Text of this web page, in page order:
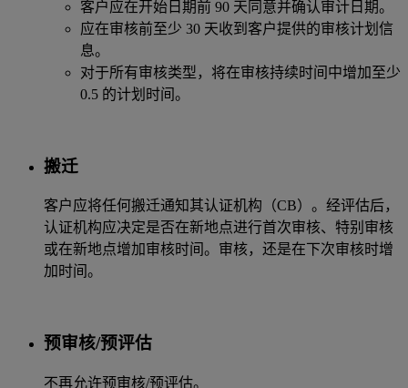
客户应在开始日期前 90 天同意并确认审计日期。
应在审核前至少 30 天收到客户提供的审核计划信
息。
对于所有审核类型，将在审核持续时间中增加至少
0.5 的计划时间。
搬迁
客户应将任何搬迁通知其认证机构（CB）。经评估后，
认证机构应决定是否在新地点进行首次审核、特别审核
或在新地点增加审核时间。审核，还是在下次审核时增
加时间。
预审核/预评估
不再允许预审核/预评估。